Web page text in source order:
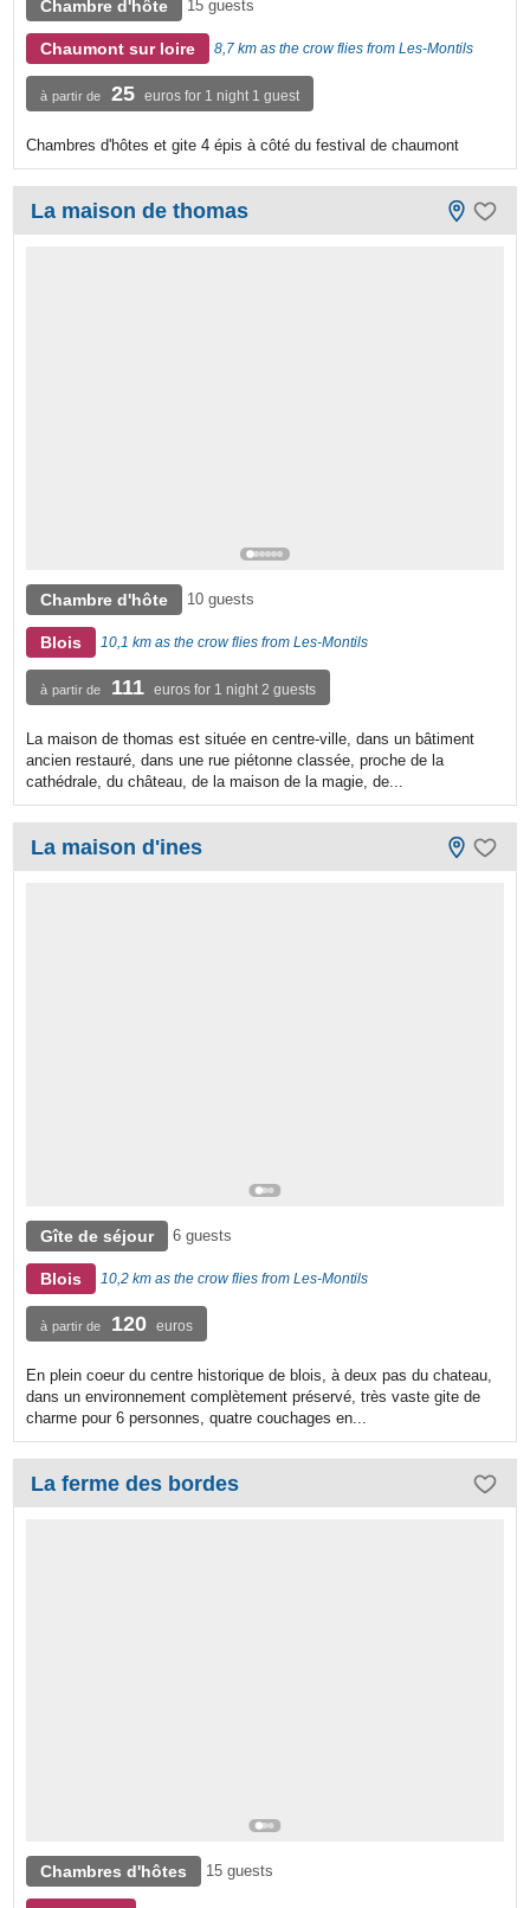
Chambre d'hôte 15 guests
Chaumont sur loire 8,7 km as the crow flies from Les-Montils
à partir de 25 euros for 1 night 1 guest
Chambres d'hôtes et gite 4 épis à côté du festival de chaumont
La maison de thomas
Chambre d'hôte 10 guests
Blois 10,1 km as the crow flies from Les-Montils
à partir de 111 euros for 1 night 2 guests
La maison de thomas est située en centre-ville, dans un bâtiment
ancien restauré, dans une rue piétonne classée, proche de la
cathédrale, du château, de la maison de la magie, de...
La maison d'ines
Gîte de séjour 6 guests
Blois 10,2 km as the crow flies from Les-Montils
à partir de 120 euros
En plein coeur du centre historique de blois, à deux pas du chateau,
dans un environnement complètement préservé, très vaste gite de
charme pour 6 personnes, quatre couchages en...
La ferme des bordes
Chambres d'hôtes 15 guests